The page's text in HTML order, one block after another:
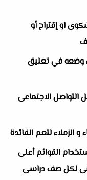
او إقتراح أو
وضعه في تعليق
الاجتماعى
الزملاء لتعم الفائدة
القوائم أعلى
لكل صف دراسى